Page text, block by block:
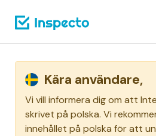
Kära användare,
Vi vill informera dig om att
skrivet på polska. Vi
innehållet på polska för att